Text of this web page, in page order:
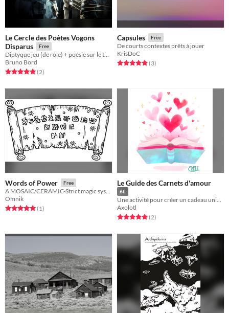
Le Cercle des Poètes Vogons
Disparus
Free
Diptyque jeu (de rôle) + poésie sur le thème de la poésie Vogonne, époque dite « Blotte Mouche »
Bruno Bord
Rated 5.0 out of 5 stars
(2total ratings
)
Capsules Free
De courts contextes prêts à jouer
KrisDoC
Rated 5.0 out of 5 stars
(3total ratings
)
Words of Power Free
A MOSAIC/CERAMIC-Strict magic system
Omnik
Rated 5.0 out of 5 stars
(1total ratings
)
Le Guide des Carnets d'amour
6€
Une activité pour créer un cadeau unique pour une personne qu'on aime
Axolotl
Rated 5.0 out of 5 stars
(2total ratings
)